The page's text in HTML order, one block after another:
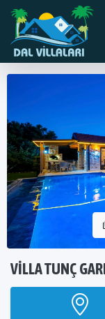
VILLA TUNÇ